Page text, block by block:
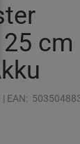
25 cm
| EAN: